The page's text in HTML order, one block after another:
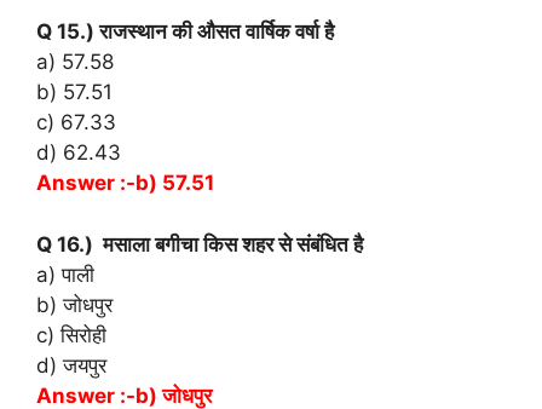
Q 15.) राजस्थान की औसत वार्षिक वर्षा है
a) 57.58
b) 57.51
c) 67.33
d) 62.43
Answer :-b) 57.51
Q 16.) मसाला बगीचा किस शहर से संबंधित है
a) पाली
b) जोधपुर
c) सिरोही
d) जयपुर
Answer :-b) जोधपुर